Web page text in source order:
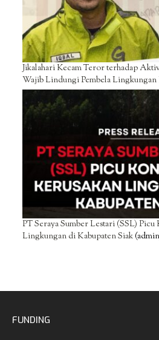
Jikalahari Kecam Teror terhadap
Wajib Lindungi Pembela
PT Seraya Sumber Lestari (SSL)
Lingkungan di Kabupaten Siak
FUNDING